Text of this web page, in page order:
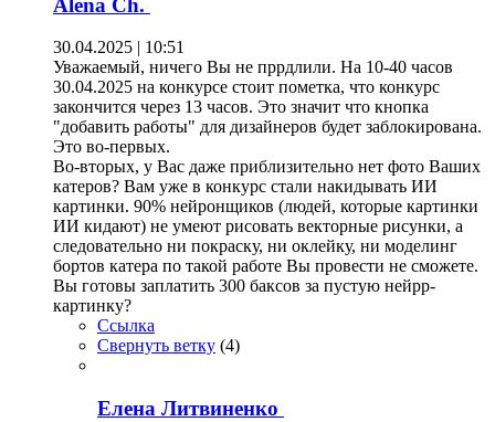
Alena Ch.
30.04.2025 | 10:51
Уважаемый, ничего Вы не пррдлили. На 10-40 часов
30.04.2025 на конкурсе стоит пометка, что конкурс
закончится через 13 часов. Это значит что кнопка
"добавить работы" для дизайнеров будет заблокирована.
Это во-первых.
Во-вторых, у Вас даже приблизительно нет фото Ваших
катеров? Вам уже в конкурс стали накидывать ИИ
картинки. 90% нейронщиков (людей, которые картинки
ИИ кидают) не умеют рисовать векторные рисунки, а
следовательно ни покраску, ни оклейку, ни моделинг
бортов катера по такой работе Вы провести не сможете.
Вы готовы заплатить 300 баксов за пустую нейрр-
картинку?
Ссылка
Свернуть ветку (4)
Елена Литвиненко